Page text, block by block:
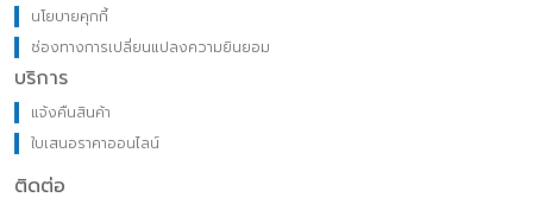
นโยบายคุกกี้
ช่องทางการเปลี่ยนแปลงความยินยอม
บริการ
แจ้งคืนสินค้า
ใบเสนอราคาออนไลน์
ติดต่อ